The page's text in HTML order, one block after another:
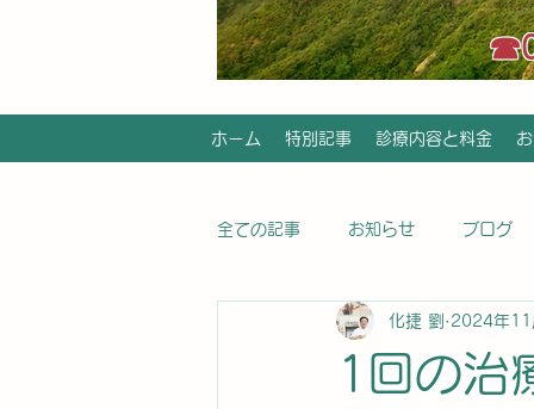
ホーム 特別記事 診療内容と料金
全ての記事 お知らせ ブログ
1回の治
化捷 劉 2024年11